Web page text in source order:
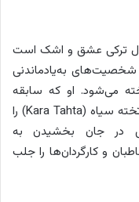
ترکی عشق و اشک است
به‌یادماندنی
می‌شود. او که سابقه
حضور در آثار مهمی مثل گودال (Çukur) و تخته سیاه (Kara Tahta) را
در جان بخشیدن به
و کارگردان‌ها را جلب